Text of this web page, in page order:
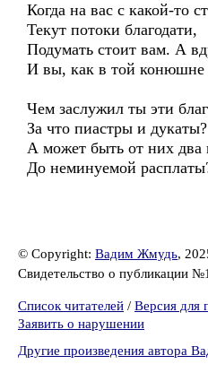
Когда на вас с какой-то
Текут потоки благодати,
Подумать стоит вам. А
И вы, как в той
Чем заслужил ты эти
За что пиастры и дукаты?
А может быть от них два
До неминуемой
© Copyright: Вадим Жмудь,
Свидетельство о публикации
Список читателей / Версия для
Заявить о нарушении
Другие произведения автора